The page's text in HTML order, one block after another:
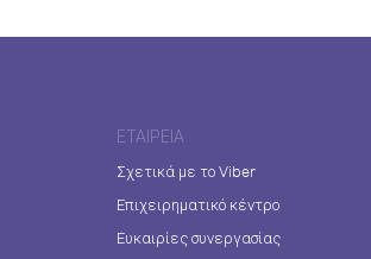
ΕΤΑΙΡΕΊΑ
Σχετικά με το Viber
Επιχειρηματικό κέντρο
Ευκαιρίες συνεργασίας